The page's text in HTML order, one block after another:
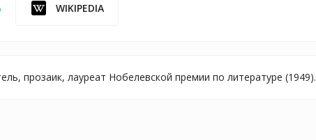
WIKIPEDIA
прозаик, лауреат Нобелевской премии по литературе (1949).